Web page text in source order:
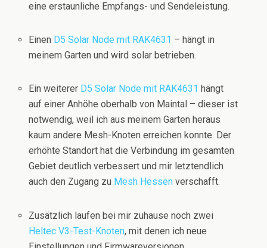
eine erstaunliche Empfangs- und Sendeleistung.
Einen D5 Solar Node mit RAK4631 – hängt in
meinem Garten und wird solar betrieben.
Ein weiterer D5 Solar Node mit RAK4631 hängt
auf einer Anhöhe oberhalb von Maintal – dieser ist
notwendig, weil ich aus meinem Garten heraus
kaum andere Mesh-Knoten erreichen konnte. Der
erhöhte Standort hat die Verbindung im gesamten
Gebiet deutlich verbessert und mir letztendlich
auch den Zugang zu Mesh Hessen verschafft.
Zusätzlich laufen bei mir zuhause noch zwei
Heltec V3-Test-Knoten, mit denen ich neue